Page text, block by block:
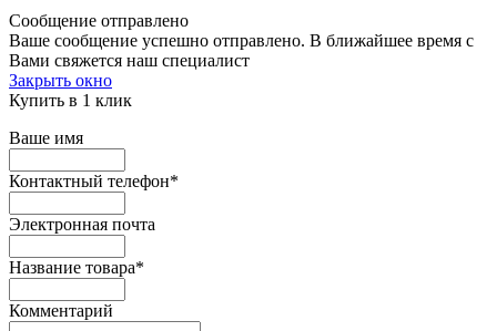
Сообщение отправлено
Ваше сообщение успешно отправлено. В ближайшее время с
Вами свяжется наш специалист
Закрыть окно
Купить в 1 клик
Ваше имя
Контактный телефон*
Электронная почта
Название товара*
Комментарий